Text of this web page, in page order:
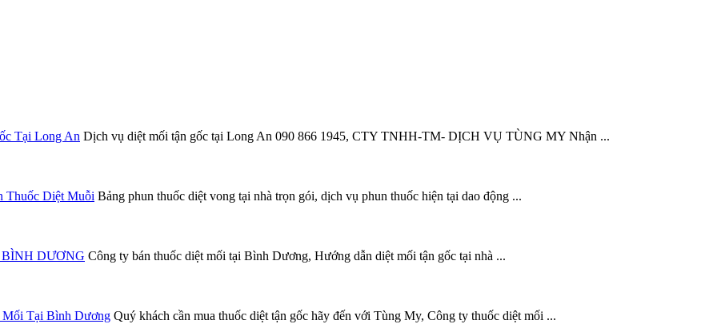
Tại Long An Dịch vụ diệt mối tận gốc tại Long An 090 866 1945, CTY TNHH-TM- DỊCH VỤ TÙNG MY Nhận ...
Thuốc Diệt Muỗi Bảng phun thuốc diệt vong tại nhà trọn gói, dịch vụ phun thuốc hiện tại dao động ...
BÌNH DƯƠNG Công ty bán thuốc diệt mối tại Bình Dương, Hướng dẫn diệt mối tận gốc tại nhà ...
Mối Tại Bình Dương Quý khách cần mua thuốc diệt tận gốc hãy đến với Tùng My, Công ty thuốc diệt mối ...